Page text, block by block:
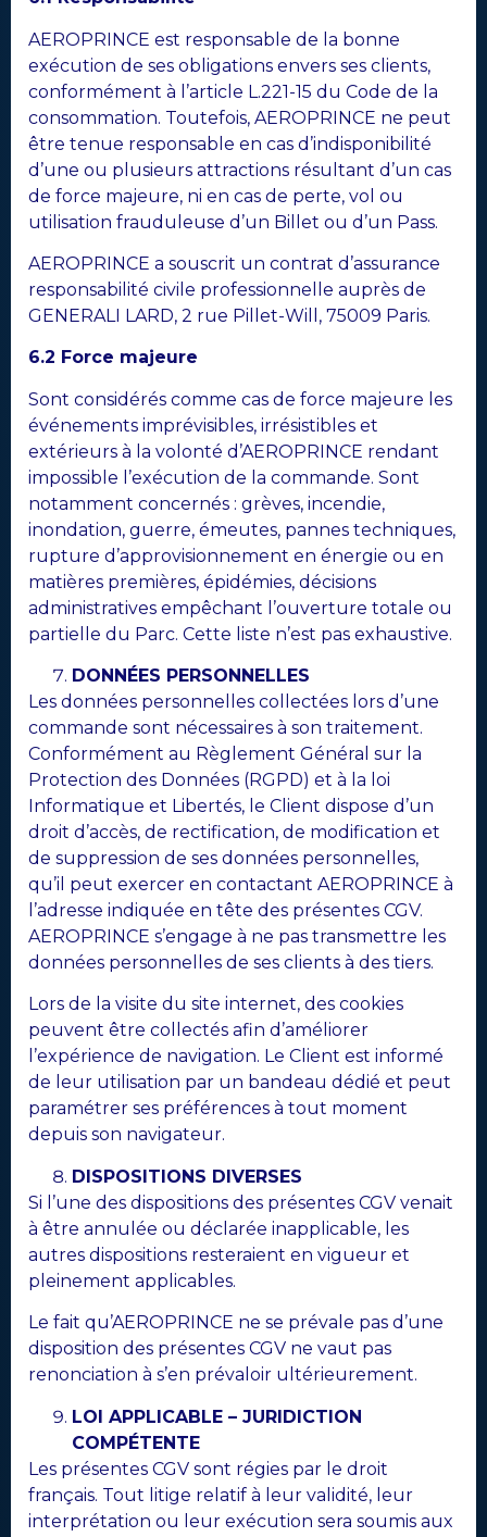
AEROPRINCE est responsable de la bonne
exécution de ses obligations envers ses clients,
conformément à l’article L.221-15 du Code de la
consommation. Toutefois, AEROPRINCE ne peut
être tenue responsable en cas d’indisponibilité
d’une ou plusieurs attractions résultant d’un cas
de force majeure, ni en cas de perte, vol ou
utilisation frauduleuse d’un Billet ou d’un Pass.
AEROPRINCE a souscrit un contrat d’assurance
responsabilité civile professionnelle auprès de
GENERALI LARD, 2 rue Pillet-Will, 75009 Paris.
6.2 Force majeure
Sont considérés comme cas de force majeure les
événements imprévisibles, irrésistibles et
extérieurs à la volonté d’AEROPRINCE rendant
impossible l’exécution de la commande. Sont
notamment concernés : grèves, incendie,
inondation, guerre, émeutes, pannes techniques,
rupture d’approvisionnement en énergie ou en
matières premières, épidémies, décisions
administratives empêchant l’ouverture totale ou
partielle du Parc. Cette liste n’est pas exhaustive.
DONNÉES PERSONNELLES
Les données personnelles collectées lors d’une
commande sont nécessaires à son traitement.
Conformément au Règlement Général sur la
Protection des Données (RGPD) et à la loi
Informatique et Libertés, le Client dispose d’un
droit d’accès, de rectification, de modification et
de suppression de ses données personnelles,
qu’il peut exercer en contactant AEROPRINCE à
l’adresse indiquée en tête des présentes CGV.
AEROPRINCE s’engage à ne pas transmettre les
données personnelles de ses clients à des tiers.
Lors de la visite du site internet, des cookies
peuvent être collectés afin d’améliorer
l’expérience de navigation. Le Client est informé
de leur utilisation par un bandeau dédié et peut
paramétrer ses préférences à tout moment
depuis son navigateur.
DISPOSITIONS DIVERSES
Si l’une des dispositions des présentes CGV venait
à être annulée ou déclarée inapplicable, les
autres dispositions resteraient en vigueur et
pleinement applicables.
Le fait qu’AEROPRINCE ne se prévale pas d’une
disposition des présentes CGV ne vaut pas
renonciation à s’en prévaloir ultérieurement.
LOI APPLICABLE – JURIDICTION
COMPÉTENTE
Les présentes CGV sont régies par le droit
français. Tout litige relatif à leur validité, leur
interprétation ou leur exécution sera soumis aux